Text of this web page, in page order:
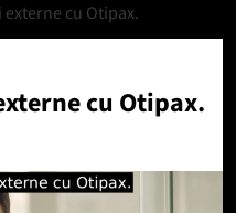
cu Otipax.
cu Otipax.